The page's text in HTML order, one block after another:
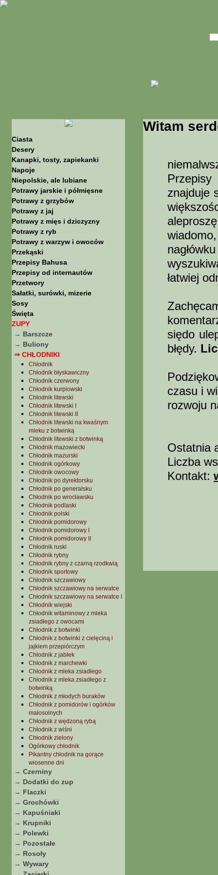
Ciasta
Desery
Kanapki, tosty, zapiekanki
Napoje
Niepolskie, ale lubiane
Potrawy jarskie i półmięsne
Potrawy z grzybów
Potrawy z jaj
Potrawy z mięs i dziczyzny
Potrawy z ryb
Potrawy z warzyw i owoców
Przekąski
Przepisy Bahusa
Przepisy od internautów
Przetwory
Sałatki, surówki, mizerie
Sosy
Święta
ZUPY
→ Barszcze
→ Buliony
⇒ CHŁODNIKI
Chłodnik
Chłodnik błyskawiczny
Chłodnik czerwony
Chłodnik kurpiowski
Chłodnik litewski
Chłodnik litewski I
Chłodnik litewski II
Chłodnik litewski na kwaśnym
mleku z botwinką
Chłodnik litewski z botwinką
Chłodnik mazowiecki
Chłodnik mazurski
Chłodnik ogórkowy
Chłodnik owocowy
Chłodnik po dyrektorsku
Chłodnik po generalsku
Chłodnik po wrocławsku
Chłodnik podlaski
Chłodnik polski
Chłodnik pomidorowy
Chłodnik pomidorowy I
Chłodnik pomidorowy II
Chłodnik ruski
Chłodnik rybny
Chłodnik rybny z czarną rzodkwią
Chłodnik sportowy
Chłodnik szczawiowy
Chłodnik szczawiowy na serwatce
Chłodnik szczawiowy na serwatce I
Chłodnik wiejski
Chłodnik witaminowy z mleka
zsiadłego z owocami
Chłodnik z botwinki
Chłodnik z botwinki z cielęciną i
jajkiem przepiórczym
Chłodnik z jabłek
Chłodnik z marchewki
Chłodnik z mleka zsiadłego
Chłodnik z mleka zsiadłego z
botwinką
Chłodnik z młodych buraków
Chłodnik z pomidorów i ogórków
małosolnych
Chłodnik z wędzoną rybą
Chłodnik z wiśni
Chłodnik zielony
Ogórkowy chłodnik
Pikantny chłodnik na gorące
wiosenne dni
→ Czerniny
→ Dodatki do zup
→ Flaczki
→ Grochówki
→ Kapuśniaki
→ Krupniki
→ Polewki
→ Pozostałe
→ Rosoły
→ Wywary
Witam
znajduje
łatwiej
siędo
błędy.
czasu i
rozwoju
Ostatnia
Liczba
Kontakt: